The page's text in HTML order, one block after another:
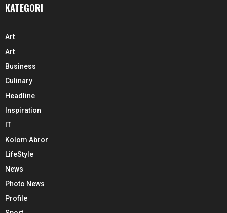
KATEGORI
Art
Art
Business
Culinary
Headline
Inspiration
IT
Kolom Abror
LifeStyle
News
Photo News
Profile